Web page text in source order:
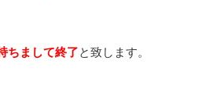
ちまして終了と致します。